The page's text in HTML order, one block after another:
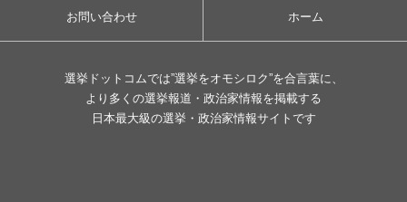
お問い合わせ ホーム
選挙ドットコムでは”選挙をオモシロク”を合言葉に、
より多くの選挙報道・政治家情報を掲載する
日本最大級の選挙・政治家情報サイトです